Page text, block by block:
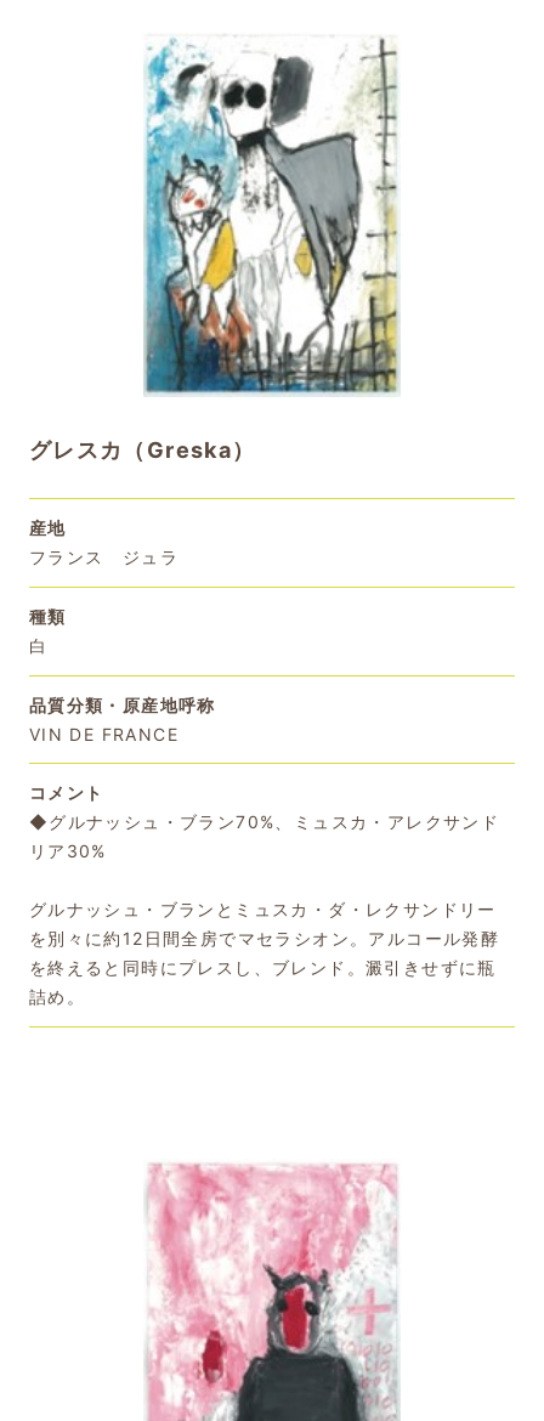
グレスカ（Greska）
産地
フランス ジュラ
種類
白
品質分類・原産地呼称
VIN DE FRANCE
コメント
◆グルナッシュ・ブラン70%、ミュスカ・アレクサンド
リア30%
グルナッシュ・ブランとミュスカ・ダ・レクサンドリー
を別々に約12日間全房でマセラシオン。アルコール発酵
を終えると同時にプレスし、ブレンド。澱引きせずに瓶
詰め。